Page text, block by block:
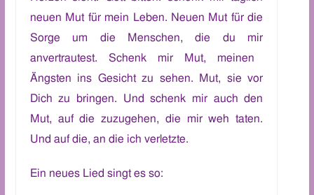
neuen Mut für mein Leben. Neuen Mut fürdie
Sorge um die Menschen, die du mir
anvertrautest. Schenk mirMut, meinen
Ängsten ins Gesicht zu sehen. Mut, sie vor
Dich zu bringen. Und schenk mirauch den
Mut, auf die zuzugehen, die mir weh taten.
Und auf die, an die ich verletzte.
Ein neues Lied singt es so: